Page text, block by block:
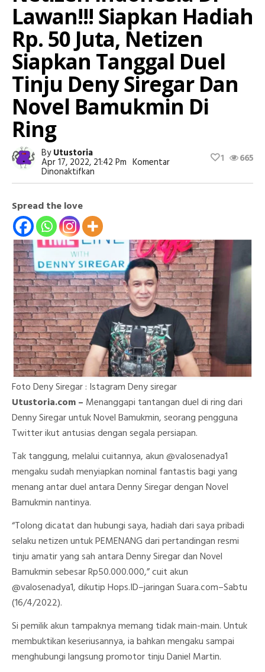
Lawan!!! Siapkan Hadiah
Rp. 50 Juta, Netizen
Siapkan Tanggal Duel
Tinju Deny Siregar Dan
Novel Bamukmin Di
Ring
ByUtustoria
Apr 17, 2022, 21:42 Pm Komentar
Dinonaktifkan
Netizen
Siapkan
Hadiah
Rp.
50
Juta,
Netizen
Siapkan
Tanggal
Duel
Tinju
Deny
Siregar
Dan
Novel
Bamukmin
Di
Ring
665
1
Spread the love
Foto Deny Siregar : Istagram Deny siregar
Utustoria.com – Menanggapi tantangan duel di ring dari
Denny Siregar untuk Novel Bamukmin, seorang pengguna
Twitter ikut antusias dengan segala persiapan.
Tak tanggung, melalui cuitannya, akun @valosenadya1
mengaku sudah menyiapkan nominal fantastis bagi yang
menang antar duel antara Denny Siregar dengan Novel
Bamukmin nantinya.
“Tolong dicatat dan hubungi saya, hadiah dari saya pribadi
selaku netizen untuk PEMENANG dari pertandingan resmi
tinju amatir yang sah antara Denny Siregar dan Novel
Bamukmin sebesar Rp50.000.000,” cuit akun
@valosenadya1, dikutip Hops.ID–jaringan Suara.com–Sabtu
(16/4/2022).
Si pemilik akun tampaknya memang tidak main-main. Untuk
membuktikan keseriusannya, ia bahkan mengaku sampai
menghubungi langsung promotor tinju Daniel Martin.